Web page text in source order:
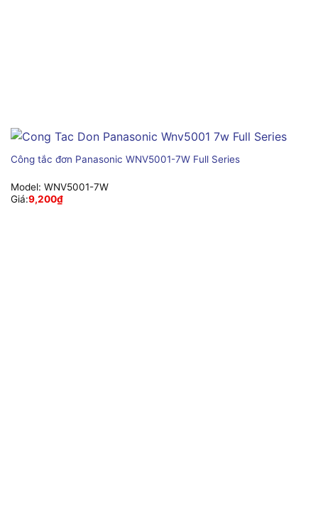
Công tắc đơn Panasonic WNV5001-7W Full Series
Model: WNV5001-7W
Giá:9,200₫